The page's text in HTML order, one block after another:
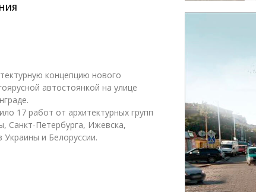
концепцию нового
автостоянкой на улице
17 работ от архитектурных групп
Санкт-Петербурга, Ижевска,
Украины и Белоруссии.